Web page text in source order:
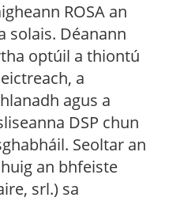
ROSA an
solais. Déanann
optúil a thiontú
a
agus a
DSP chun
Seoltar an
an bhfeiste
srl.) sa